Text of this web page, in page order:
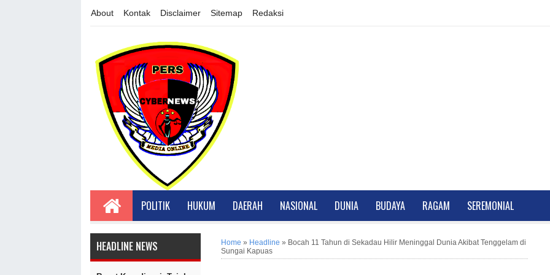
About Kontak Disclaimer Sitemap Redaksi
POLITIK HUKUM DAERAH NASIONAL DUNIA BUDAYA RAGAM SEREMONIAL
HEADLINE NEWS Home » Headline » Bocah 11 Tahun di Sekadau Hilir Meninggal Dunia Akibat Tenggelam di
Sungai Kapuas